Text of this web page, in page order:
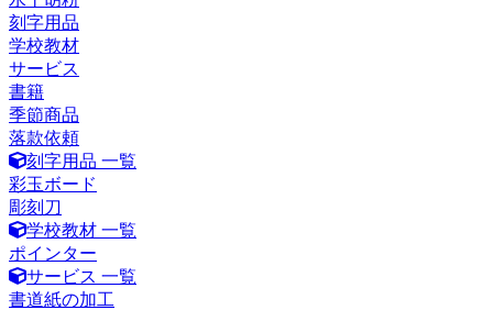
刻字用品
学校教材
サービス
書籍
季節商品
落款依頼
刻字用品 一覧
彩玉ボード
彫刻刀
学校教材 一覧
ポインター
サービス 一覧
書道紙の加工